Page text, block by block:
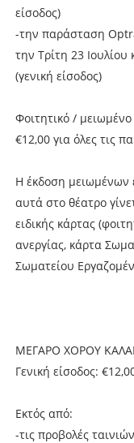
είσοδος)
-την παράσταση
την Τρίτη 23 Ιουλίου
(γενική είσοδος)
Φοιτητικό / μειωμένο
€12,00 για όλες τις
Η έκδοση μειωμένων
αυτά στο θέατρο
ειδικής κάρτας
ανεργίας, κάρτα
Σωματείου
ΜΕΓΑΡΟ ΧΟΡΟΥ
Γενική είσοδος:
Εκτός από:
-τις προβολές